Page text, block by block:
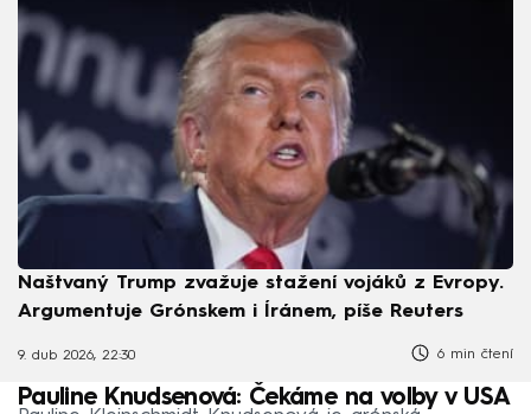
Naštvaný Trump zvažuje stažení vojáků z Evropy.
Argumentuje Grónskem i Íránem, píše Reuters
9. dub 2026, 22:30 6 min čtení
Pauline Knudsenová: Čekáme na volby v USA